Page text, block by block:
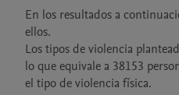
En los resultados a
ellos.
Los tipos de violencia
lo que equivale a 38153
el tipo de violencia física.